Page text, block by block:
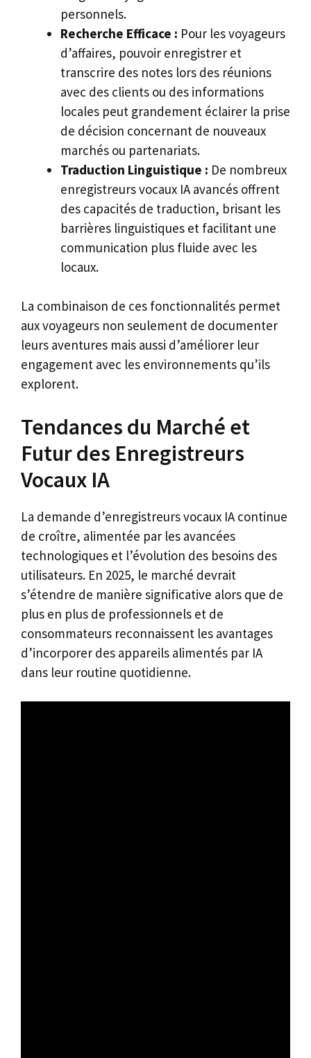
personnels.
Recherche Efficace : Pour les voyageurs
d’affaires, pouvoir enregistrer et
transcrire des notes lors des réunions
avec des clients ou des informations
locales peut grandement éclairer la prise
de décision concernant de nouveaux
marchés ou partenariats.
Traduction Linguistique : De nombreux
enregistreurs vocaux IA avancés offrent
des capacités de traduction, brisant les
barrières linguistiques et facilitant une
communication plus fluide avec les
locaux.
La combinaison de ces fonctionnalités permet
aux voyageurs non seulement de documenter
leurs aventures mais aussi d’améliorer leur
engagement avec les environnements qu’ils
explorent.
Tendances du Marché et
Futur des Enregistreurs
Vocaux IA
La demande d’enregistreurs vocaux IA continue
de croître, alimentée par les avancées
technologiques et l’évolution des besoins des
utilisateurs. En 2025, le marché devrait
s’étendre de manière significative alors que de
plus en plus de professionnels et de
consommateurs reconnaissent les avantages
d’incorporer des appareils alimentés par IA
dans leur routine quotidienne.